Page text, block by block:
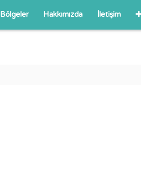
Bölgeler Hakkımızda İletişim